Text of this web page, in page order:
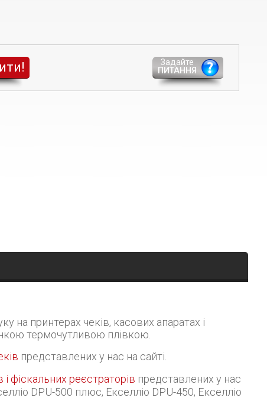
Задайте
ПИТАННЯ
термочутливою плівкою.
представлених у нас на сайті.
і фіскальних реєстраторів представлених у нас
DPU-500 плюс, Екселліо DPU-450, Екселліо